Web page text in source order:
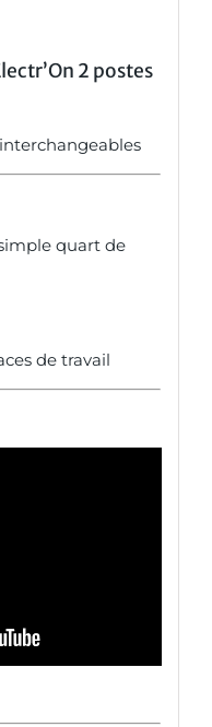
2 postes
quart de
de travail